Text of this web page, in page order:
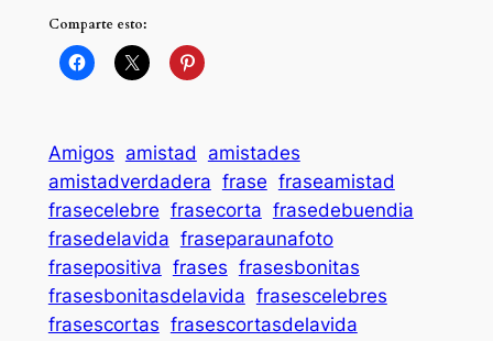
Comparte esto:
Amigos amistad
amistades
amistadverdadera frase fraseamistad
frasecelebre frasecorta frasedebuendia
frasedelavida fraseparaunafoto
frasepositiva frases frasesbonitas
frasesbonitasdelavida frasescelebres
frasescortas frasescortasdelavida